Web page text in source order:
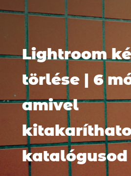
Lightroom
törlése | 6
amivel
katalógusod